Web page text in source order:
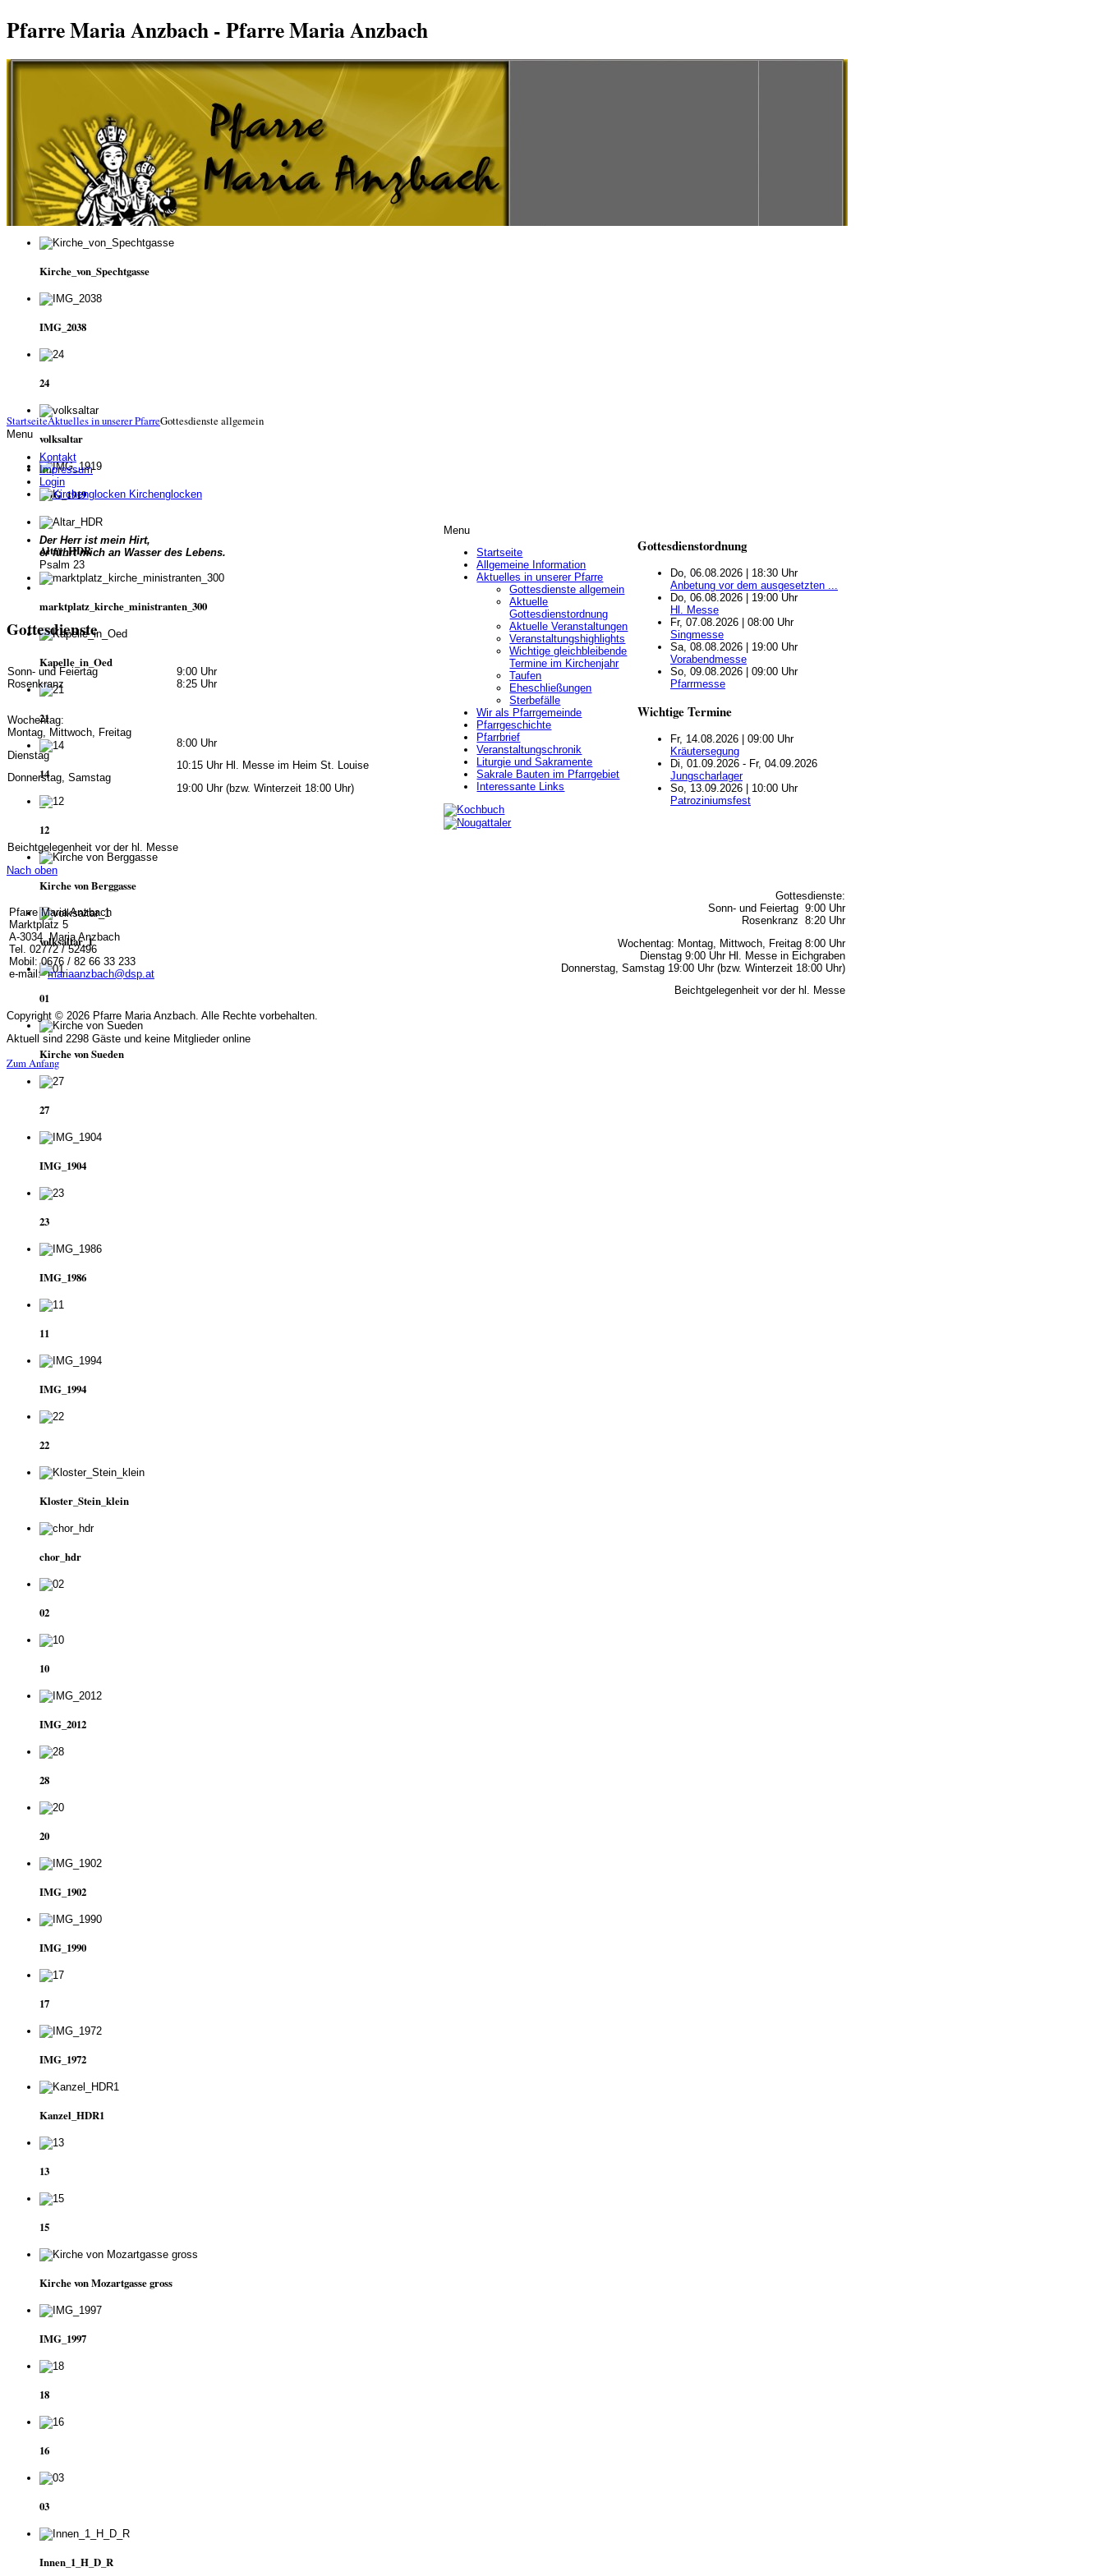
Pfarre Maria Anzbach - Pfarre Maria Anzbach
Kirche_von_Spechtgasse
IMG_2038
24
volksaltar
IMG_1919
Altar_HDR
marktplatz_kirche_ministranten_300
Kapelle_in_Oed
21
14
12
Kirche von Berggasse
volksaltar_1
01
Kirche von Sueden
27
IMG_1904
23
IMG_1986
11
IMG_1994
22
Kloster_Stein_klein
chor_hdr
02
10
IMG_2012
28
20
IMG_1902
IMG_1990
17
IMG_1972
Kanzel_HDR1
13
15
Kirche von Mozartgasse gross
IMG_1997
18
16
03
Innen_1_H_D_R
StartseiteAktuelles in unserer PfarreGottesdienste allgemein
Menu
Kontakt
Impressum
Login
Kirchenglocken
Der Herr ist mein Hirt,
er führt mich an Wasser des Lebens.
Psalm 23
Gottesdienste
Sonn- und Feiertag
Rosenkranz
9:00 Uhr
8:25 Uhr
Wochentag:
Montag, Mittwoch, Freitag
Dienstag
Donnerstag, Samstag
8:00 Uhr
10:15 Uhr Hl. Messe im Heim St. Louise
19:00 Uhr (bzw. Winterzeit 18:00 Uhr)
Beichtgelegenheit vor der hl. Messe
Nach oben
Menu
Startseite
Allgemeine Information
Aktuelles in unserer Pfarre
Gottesdienste allgemein
Aktuelle
Gottesdienstordnung
Aktuelle Veranstaltungen
Veranstaltungshighlights
Wichtige gleichbleibende
Termine im Kirchenjahr
Taufen
Eheschließungen
Sterbefälle
Wir als Pfarrgemeinde
Pfarrgeschichte
Pfarrbrief
Veranstaltungschronik
Liturgie und Sakramente
Sakrale Bauten im Pfarrgebiet
Interessante Links
Gottesdienstordnung
Do, 06.08.2026 | 18:30 Uhr
Anbetung vor dem ausgesetzten ...
Do, 06.08.2026 | 19:00 Uhr
Hl. Messe
Fr, 07.08.2026 | 08:00 Uhr
Singmesse
Sa, 08.08.2026 | 19:00 Uhr
Vorabendmesse
So, 09.08.2026 | 09:00 Uhr
Pfarrmesse
Wichtige Termine
Fr, 14.08.2026 | 09:00 Uhr
Kräutersegung
Di, 01.09.2026 - Fr, 04.09.2026
Jungscharlager
So, 13.09.2026 | 10:00 Uhr
Patroziniumsfest
Pfarre Maria Anzbach
Marktplatz 5
A-3034 Maria Anzbach
Tel. 02772 / 52496
Mobil: 0676 / 82 66 33 233
e-mail:mariaanzbach@dsp.at
Gottesdienste:
Sonn- und Feiertag 9:00 Uhr
Rosenkranz 8:20 Uhr
Wochentag: Montag, Mittwoch, Freitag 8:00 Uhr
Dienstag 9:00 Uhr Hl. Messe in Eichgraben
Donnerstag, Samstag 19:00 Uhr (bzw. Winterzeit 18:00 Uhr)
Beichtgelegenheit vor der hl. Messe
Copyright © 2026 Pfarre Maria Anzbach. Alle Rechte vorbehalten.
Aktuell sind 2298 Gäste und keine Mitglieder online
Zum Anfang